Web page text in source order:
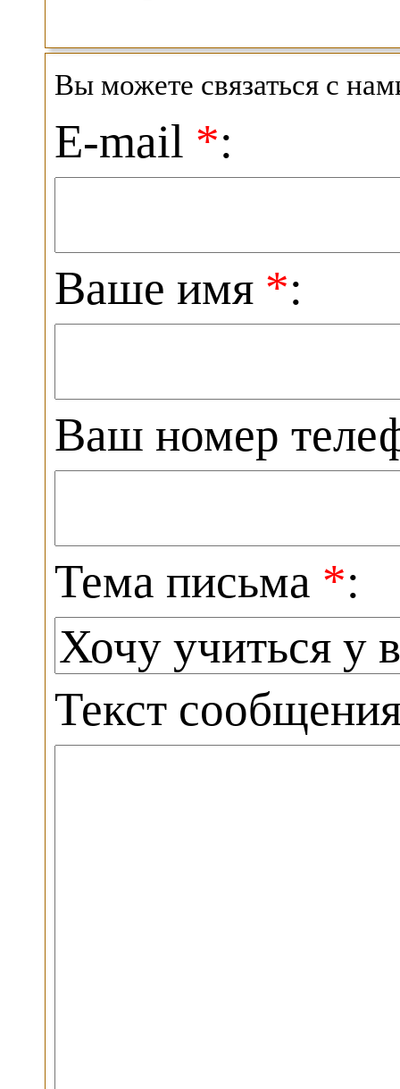
Вы можете связаться с
E-mail *:
Ваше имя *:
Ваш номер
Тема письма *:
Текст